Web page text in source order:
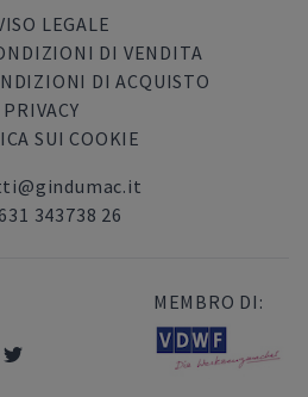
LEGALE
DI VENDITA
DI ACQUISTO
PRIVACY
SUI COOKIE
343738 26
MEMBRO DI: